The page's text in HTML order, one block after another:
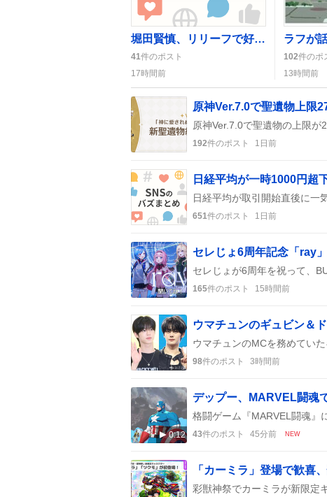
堀田賢慎、リリーフで好投披露 ファンは「ナイスピッチング」に歓喜
41件のポスト
17時間前
102件のポ
13時間前
原神Ver.7.0で聖遺物上限
192件のポスト 1日前
日経平均が一時1000円超
651件のポスト 1日前
セレじょ6周年記念「ray
165件のポスト 15時間前
ウマチュンのギュビン＆
98件のポスト 3時間前
0:12 43件のポスト 45分前 NEW
「カーミラ」登場で歓喜